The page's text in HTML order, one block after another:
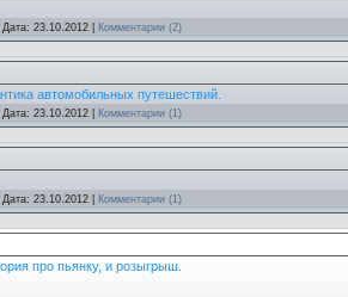
| Дата: 23.10.2012 Комментарии (2)
автомобильных путешествий.
| Дата: 23.10.2012 Комментарии (1)
| Дата: 23.10.2012 Комментарии (1)
про пьянку, и розыгрыш.